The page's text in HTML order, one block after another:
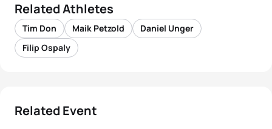
Related Athletes
Tim Don Maik Petzold
Daniel Unger
Filip Ospaly
Related Event